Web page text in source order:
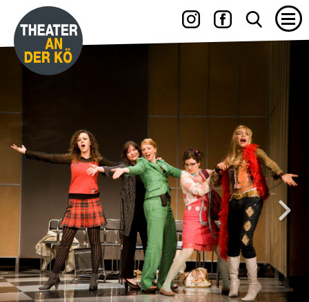
15.06. – 27.06.2027
YES, WE CAMP
mit WILLI THOMCZYK, DANA GOLOMBEK VON SENDEN, RENÉ
HEINERSDORFF u. a.
Die Camper sind zurück!